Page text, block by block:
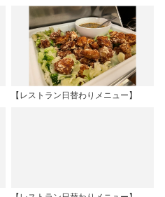
【レストラン日替わりメニュー】